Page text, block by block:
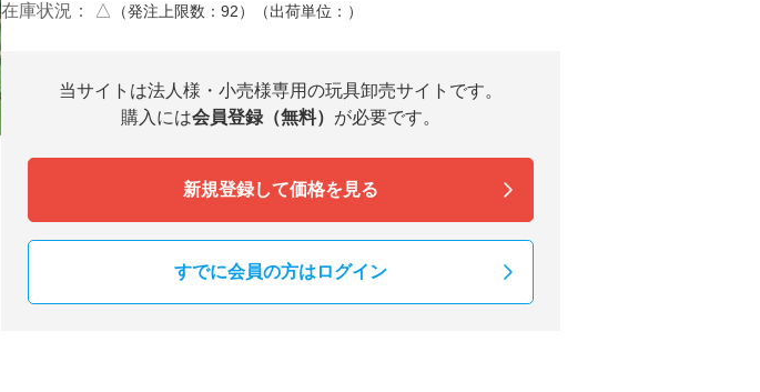
在庫状況： △ （発注上限数：92）（出荷単位：）
当サイトは法人様・小売様専用の玩具卸売サイトです。
購入には会員登録（無料） が必要です。
新規登録して価格を見る
すでに会員の方はログイン